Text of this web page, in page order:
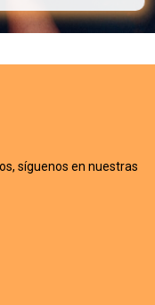
síguenos en nuestras